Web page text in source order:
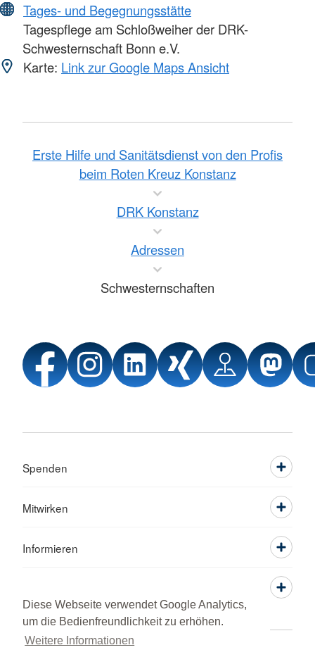
Diese Webseite verwendet Google Analytics,
um die Bedienfreundlichkeit zu erhöhen.
Weitere Informationen
Tages- und Begegnungsstätte
Tagespflege am Schloßweiher der DRK-
Schwesternschaft Bonn e.V.
Karte: Link zur Google Maps Ansicht
Erste Hilfe und Sanitätsdienst von den Profis
beim Roten Kreuz Konstanz
DRK Konstanz
Adressen
Schwesternschaften
Spenden
Mitwirken
Informieren